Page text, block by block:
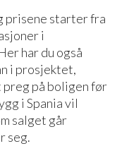
prisene starter fra
i
har du også
i prosjektet,
på boligen før
i Spania vil
salget går
seg.